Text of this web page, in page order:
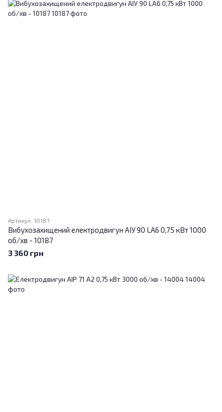
Артикул: 10187
Вибухозахищений електродвигун АІУ 90 LA6 0,75 кВт 1000
об/хв - 10187
3 360 грн